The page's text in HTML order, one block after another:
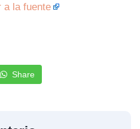
a la fuente
Share